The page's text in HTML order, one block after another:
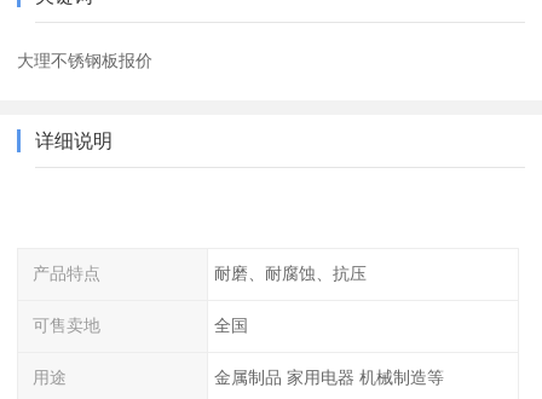
大理不锈钢板报价
详细说明
产品特点 耐磨、耐腐蚀、抗压
可售卖地 全国
用途 金属制品 家用电器 机械制造等